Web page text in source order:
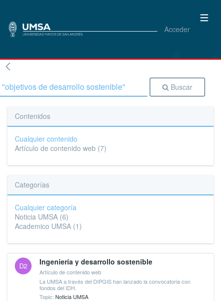
Acceder
Buscar
Contenidos
Cualquier contenido
Artículo de contenido web (7)
Categorías
Cualquier categoría
Noticia UMSA (6)
Academico UMSA (1)
D2 Ingeniería y desarrollo sostenible
Artículo de contenido web
La UMSA a través del DIPGIS han lanzado la convocatoria con
fondos del IDH.
Topic: Noticia UMSA